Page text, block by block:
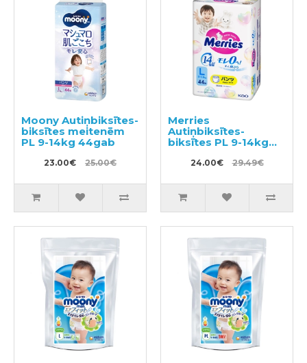
Moony Autiņbiksītes-
biksītes meitenēm
PL 9-14kg 44gab
23.00€ 25.00€
Merries
Autiņbiksītes-
biksītes PL 9-14kg
24.00€ 29.49€